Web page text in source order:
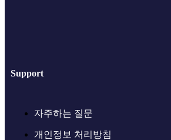
Support
자주하는 질문
개인정보 처리방침